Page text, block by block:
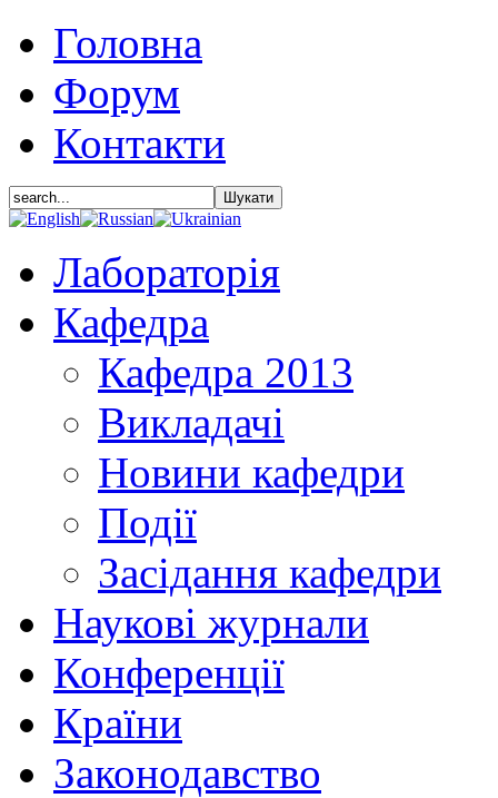
Головна
Форум
Контакти
Лабораторія
Кафедра
Кафедра 2013
Викладачі
Новини кафедри
Події
Засідання кафедри
Наукові журнали
Конференції
Країни
Законодавство